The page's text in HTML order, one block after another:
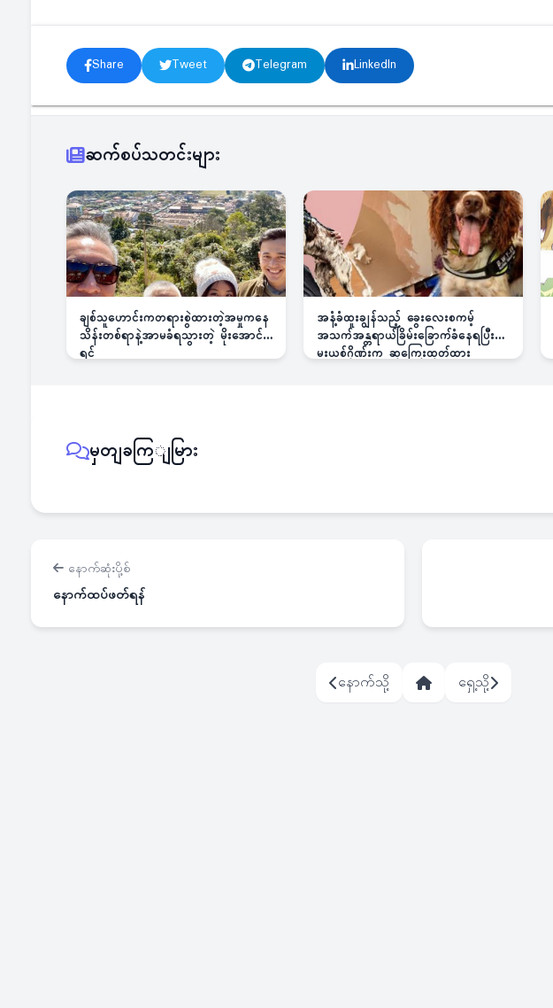
Share Tweet Telegram LinkedIn
ဆက်စပ်သတင်းများ
ချစ်သူဟောင်းကတရားစွဲထားတဲ့အမှုကနေ
သိန်းတစ်ရာနဲ့အာမခံရသွားတဲ့ မိုးအောင်
ရင်
အနံ့ခံထူးချွန်သည့် ခွေးလေးစကမ့်
အသက်အန္တရာယ်ခြိမ်းခြောက်ခံနေရပြီး
မူးယစ်ဂိုဏ်းက ဆုကြေးထုတ်ထား
မှတျခကြျမြား
နောက်ဆုံးပို့စ်
နောက်ထပ်ဖတ်ရန်
နောက်သို့ ရှေ့သို့